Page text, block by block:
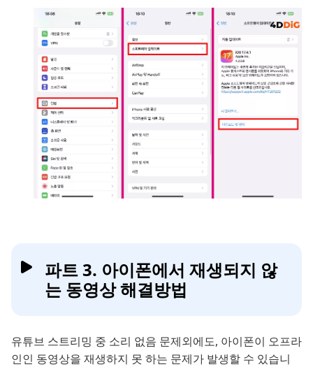
파트 3. 아이폰에서 재생되지 않
는 동영상 해결방법
유튜브 스트리밍 중 소리 없음 문제외에도, 아이폰이 오프라
인인 동영상을 재생하지 못 하는 문제가 발생할 수 있습니